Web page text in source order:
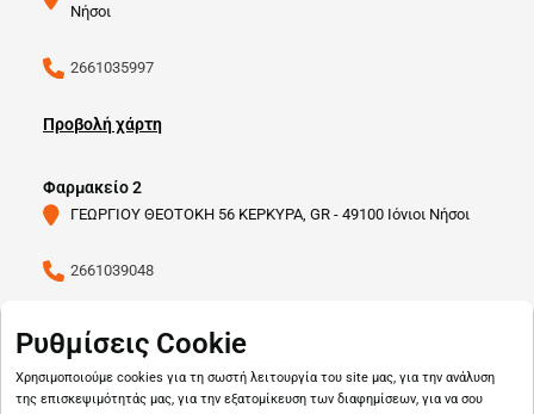
Νήσοι
2661035997
Προβολή χάρτη
Φαρμακείο 2
ΓΕΩΡΓΙΟΥ ΘΕΟΤΟΚΗ 56 ΚΕΡΚΥΡΑ, GR - 49100 Ιόνιοι Νήσοι
2661039048
Προβολή χάρτη
Ρυθμίσεις Cookie
Χρησιμοποιούμε cookies για τη σωστή λειτουργία του site μας, για την ανάλυση
της επισκεψιμότητάς μας, για την εξατομίκευση των διαφημίσεων, για να σου